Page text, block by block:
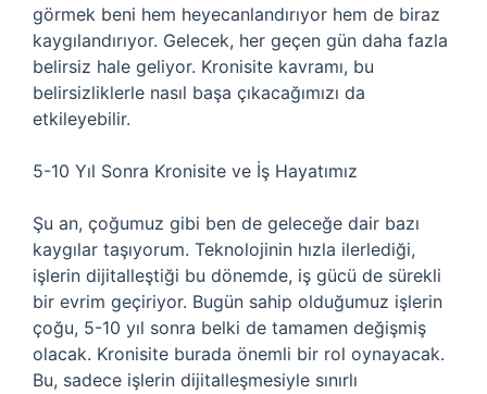
görmek beni hem heyecanlandırıyor hem de biraz
kaygılandırıyor. Gelecek, her geçen gün daha fazla
belirsiz hale geliyor. Kronisite kavramı, bu
belirsizliklerle nasıl başa çıkacağımızı da
etkileyebilir.
5-10 Yıl Sonra Kronisite ve İş Hayatımız
Şu an, çoğumuz gibi ben de geleceğe dair bazı
kaygılar taşıyorum. Teknolojinin hızla ilerlediği,
işlerin dijitalleştiği bu dönemde, iş gücü de sürekli
bir evrim geçiriyor. Bugün sahip olduğumuz işlerin
çoğu, 5-10 yıl sonra belki de tamamen değişmiş
olacak. Kronisite burada önemli bir rol oynayacak.
Bu, sadece işlerin dijitalleşmesiyle sınırlı